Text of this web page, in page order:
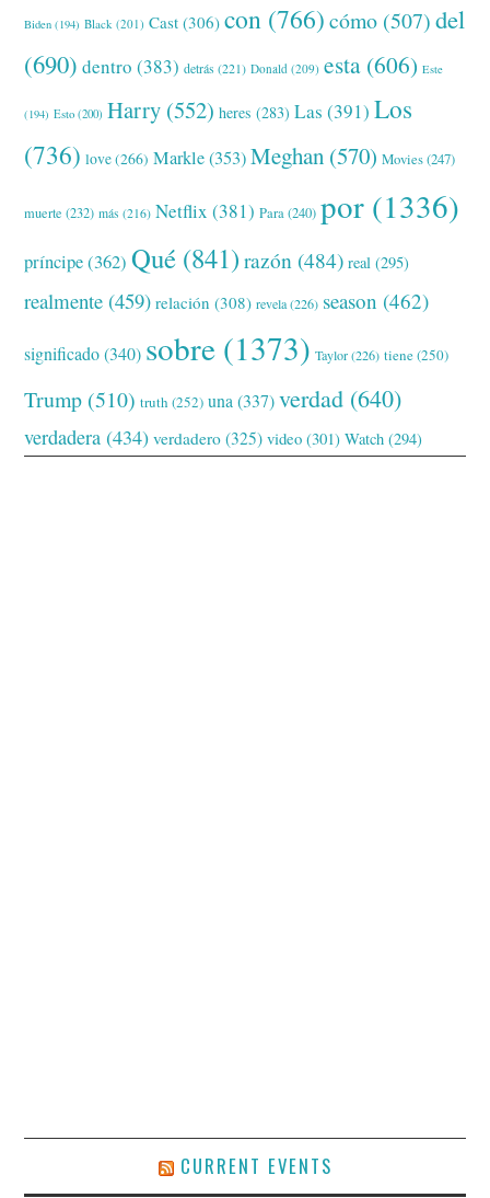
Biden (194) Black (201) Cast (306) con (766) cómo (507) del
(690) dentro (383) detrás (221) Donald (209) esta (606) Este
(194) Esto (200) Harry (552) heres (283) Las (391) Los
(736) love(266) Markle(353) Meghan (570) Movies(247)
muerte (232) más (216) Netflix (381) Para(240) por (1336)
príncipe(362) Qué (841) razón (484) real (295)
realmente (459) relación (308) revela(226) season (462)
significado(340) sobre (1373) Taylor(226) tiene(250)
Trump (510) truth (252) una(337) verdad (640)
verdadera (434) verdadero (325) video (301) Watch (294)
CURRENT EVENTS